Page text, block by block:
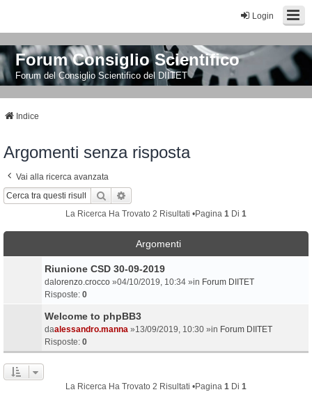
Login
Forum Consiglio Scientifico
Forum del Consiglio Scientifico del DIITET
Indice
Argomenti senza risposta
Vai alla ricerca avanzata
Cerca
La Ricerca Ha Trovato 2 Risultati •Pagina 1 Di 1
Argomenti
Riunione CSD 30-09-2019
da lorenzo.crocco »04/10/2019, 10:34 »in Forum DIITET
Risposte: 0
Welcome to phpBB3
daalessandro.manna »13/09/2019, 10:30 »in Forum DIITET
Risposte: 0
La Ricerca Ha Trovato 2 Risultati •Pagina 1 Di 1